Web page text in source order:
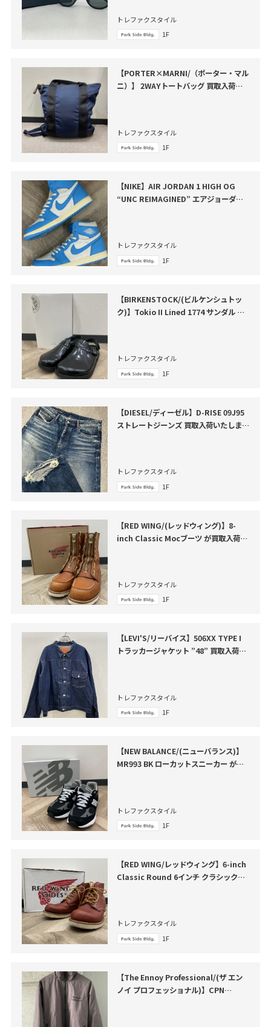
トレファクスタイル
1F
【PORTER×MARNI/（ポーター・マル
ニ）】 2WAYトートバッグ 買取入荷し
トレファクスタイル
1F
【NIKE】AIR JORDAN 1 HIGH OG
“UNC REIMAGINED” エアジョーダン
トレファクスタイル
1F
【BIRKENSTOCK/(ビルケンシュトッ
ク)】Tokio II Lined 1774 サンダル が
トレファクスタイル
1F
【DIESEL/ディーゼル】D-RISE 09J95
ストレートジーンズ 買取入荷いたしまし
トレファクスタイル
1F
【RED WING/(レッドウィング)】8-
inch Classic Mocブーツ が買取入荷い
トレファクスタイル
1F
【LEVI'S/リーバイス】506XX TYPE I
トラッカージャケット ”48” 買取入荷い
トレファクスタイル
1F
【NEW BALANCE/(ニューバランス)】
MR993 BK ローカットスニーカー が買
トレファクスタイル
1F
【RED WING/レッドウィング】6-inch
Classic Round 6インチ クラシックラ
トレファクスタイル
1F
【The Ennoy Professional/(ザ エン
ノイ プロフェッショナル)】CPN